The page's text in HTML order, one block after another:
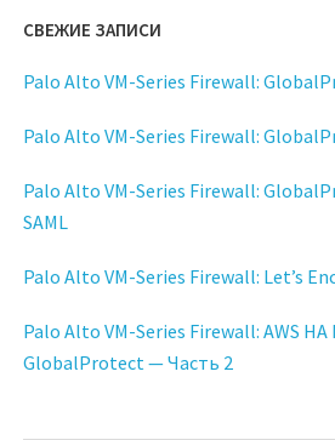
СВЕЖИЕ ЗАПИСИ
Palo Alto VM-Series Firewall:
Palo Alto VM-Series Firewall:
Palo Alto VM-Series Firewall:
SAML
Palo Alto VM-Series Firewall: Let’s
Palo Alto VM-Series Firewall: AWS HA
GlobalProtect — Часть 2